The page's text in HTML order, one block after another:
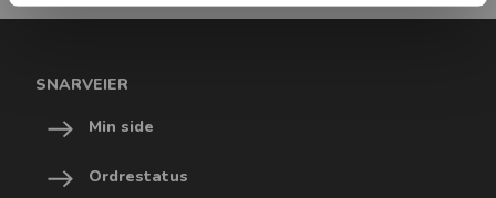
SNARVEIER
Min side
Ordrestatus